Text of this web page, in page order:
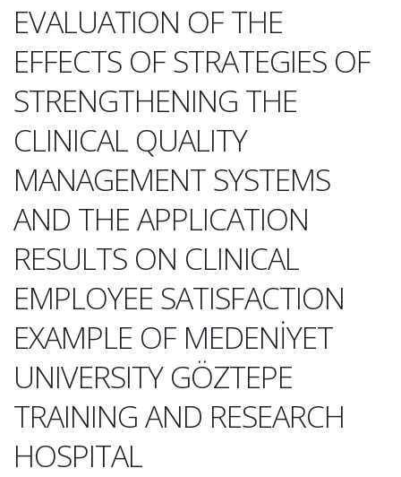
EVALUATION OF THE
EFFECTS OF STRATEGIES OF
STRENGTHENING THE
CLINICAL QUALITY
MANAGEMENT SYSTEMS
AND THE APPLICATION
RESULTS ON CLINICAL
EMPLOYEE SATISFACTION
EXAMPLE OF MEDENİYET
UNIVERSITY GÖZTEPE
TRAINING AND RESEARCH
HOSPITAL